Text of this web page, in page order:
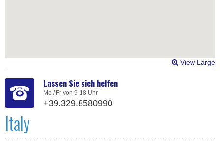
View Large
Lassen Sie sich helfen
Mo / Fr von 9-18 Uhr
+39.329.8580990
Italy